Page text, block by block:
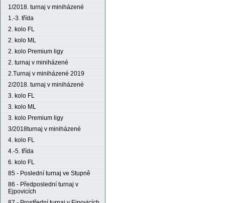
1/2018. turnaj v miniházené
1.-3. třída
2. kolo FL
2. kolo ML
2. kolo Premium ligy
2. turnaj v miniházené
2.Turnaj v miniházené 2019
2/2018. turnaj v miniházené
3. kolo FL
3. kolo ML
3. kolo Premium ligy
3/2018turnaj v miniházené
4. kolo FL
4.-5. třída
6. kolo FL
85 - Poslední turnaj ve Stupně
86 - Předposlední turnaj v
Ejpovicích